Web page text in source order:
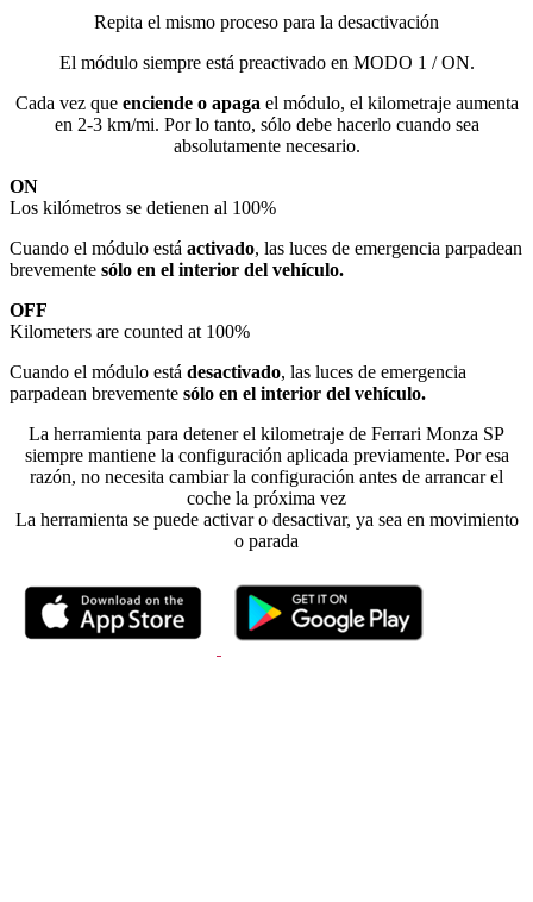
Repita el mismo proceso para la desactivación
El módulo siempre está preactivado en MODO 1 / ON.
Cada vez que enciende o apaga el módulo, el kilometraje aumenta
en 2-3 km/mi. Por lo tanto, sólo debe hacerlo cuando sea
absolutamente necesario.
ON
Los kilómetros se detienen al 100%
Cuando el módulo está activado, las luces de emergencia parpadean
brevemente sólo en el interior del vehículo.
OFF
Kilometers are counted at 100%
Cuando el módulo está desactivado, las luces de emergencia
parpadean brevemente sólo en el interior del vehículo.
La herramienta para detener el kilometraje de Ferrari Monza SP
siempre mantiene la configuración aplicada previamente. Por esa
razón, no necesita cambiar la configuración antes de arrancar el
coche la próxima vez
La herramienta se puede activar o desactivar, ya sea en movimiento
o parada